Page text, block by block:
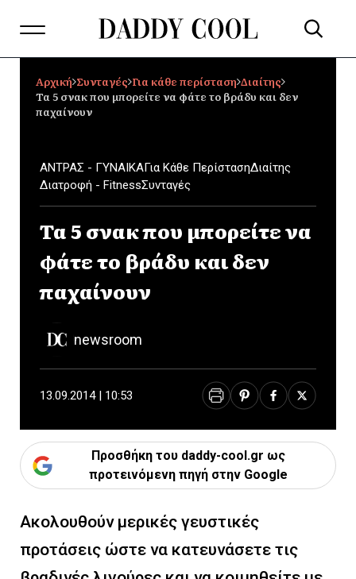
Αρχική Συνταγές Για κάθε περίσταση Διαίτης
Τα 5 σνακ που μπορείτε να φάτε το βράδυ και δεν
παχαίνουν
ΑΝΤΡΑΣ - ΓΥΝΑΙΚΑΓια Κάθε ΠερίστασηΔιαίτης
Διατροφή - FitnessΣυνταγές
Τα 5 σνακ που μπορείτε να
φάτε το βράδυ και δεν
παχαίνουν
newsroom
13.09.2014 | 10:53
Προσθήκη του daddy-cool.gr ως
προτεινόμενη πηγή στην Google
Ακολουθούν μερικές γευστικές
προτάσεις ώστε να κατευνάσετε τις